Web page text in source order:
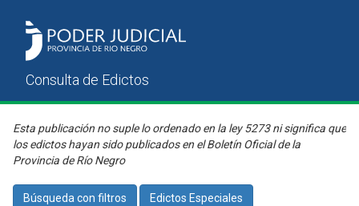
Esta publicación no suple lo ordenado en la ley 5273 ni significa que
los edictos hayan sido publicados en el Boletín Oficial de la
Provincia de Río Negro
Búsqueda con filtros Edictos Especiales